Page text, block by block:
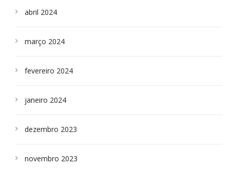
abril 2024
março 2024
fevereiro 2024
janeiro 2024
dezembro 2023
novembro 2023